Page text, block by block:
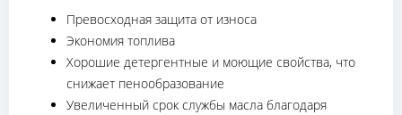
Превосходная защита от износа
Экономия топлива
Хорошие детергентные и моющие свойства, что
снижает пенообразование
Увеличенный срок службы масла благодаря